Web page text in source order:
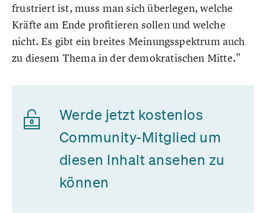
frustriert ist, muss man sich überlegen, welche
Kräfte am Ende profitieren sollen und welche
nicht. Es gibt ein breites Meinungsspektrum auch
zu diesem Thema in der demokratischen Mitte."
Werde jetzt kostenlos
Community-Mitglied um
diesen Inhalt ansehen zu
können